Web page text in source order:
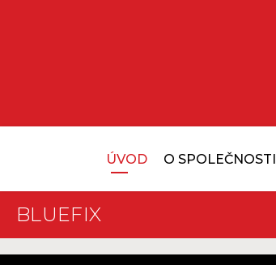
ÚVOD O SPOLEČNOSTI
BLUEFIX